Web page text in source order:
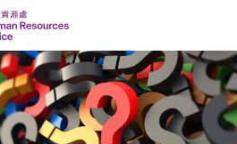
Skip to content